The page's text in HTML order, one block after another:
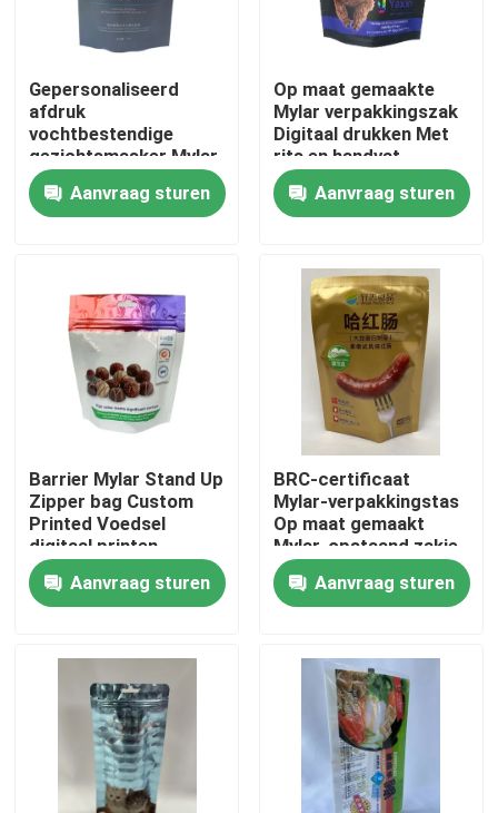
Huis
Ongeveer ons
Fabrieksreis
Contacteer ons
Nieuws
Gevallen
Voedsel Verpakkingszakken
Uitloop verpakkingstas
Gepersonaliseerd
afdruk
vochtbestendige
gezichtsmasker Mylar
Stand Up Pouch
Aanvraag sturen
Op maat gemaakte
Mylar verpakkingszak
Digitaal drukken Met
rits en handvat
Aanvraag sturen
Barrier Mylar Stand Up
Zipper bag Custom
Printed Voedsel
digitaal printen
Aanvraag sturen
BRC-certificaat
Mylar-verpakkingstas
Op maat gemaakt
Mylar-opstaand zakje
Aanvraag sturen